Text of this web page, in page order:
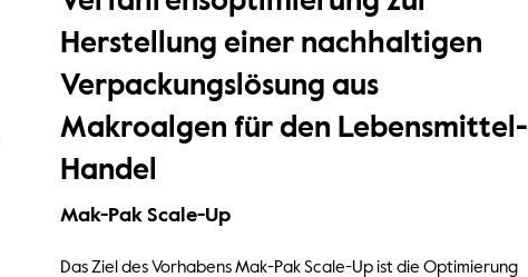
Herstellung einer nachhaltigen
Verpackungslösung aus
Makroalgen für den Lebensmittel-
Handel
Mak-Pak Scale-Up
Das Ziel des Vorhabens Mak-Pak Scale-Up ist die Optimierung